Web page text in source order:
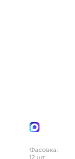
Фасовка:
12 шт